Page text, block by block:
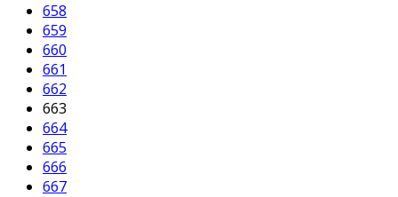
658
659
660
661
662
663
664
665
666
667